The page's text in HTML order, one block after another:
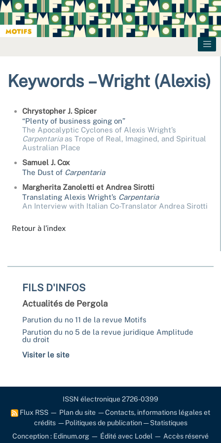
Keywords – Wright (Alexis)
Chrystopher J. Spicer
“Plenty of business going on”
The Apocalyptic Cyclones of Alexis Wright’s
Carpentariaas Trope of Real, Imagined, and Spiritual
Australian Place
Samuel J. Cox
The Dust of Carpentaria
Margherita Zanoletti et Andrea Sirotti
Translating Alexis Wright’s Carpentaria
An Interview with Italian Co-Translator Andrea Sirotti
Retour à l’index
FILS D'INFOS
Actualités de Pergola
Parution du no 11 de la revue Motifs
Parution du no 5 de la revue juridique Amplitude
du droit
Visiter le site
ISSN électronique 2726-0399
Flux RSS — Plan du site —Contacts, informations légales et
crédits— Politiques de publication—Statistiques
Conception : Edinum.org — Édité avec Lodel — Accès réservé